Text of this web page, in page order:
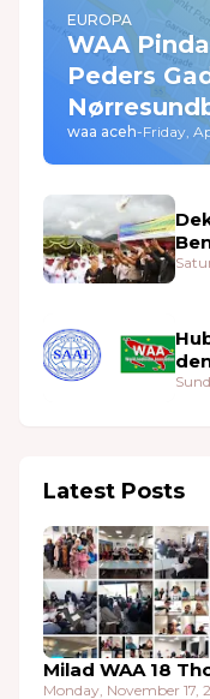
EUROPA
WAA
Peders
waa aceh-Friday,
Latest Posts
Milad WAA 18
Monday, November 17,